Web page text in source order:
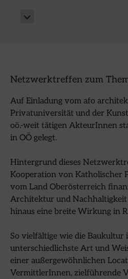
Netzwerktreffen zum
Auf Einladung vom afo
Privatuniversität und der
oö.-weit tätigen AkteurInnen
in OÖ gelegt.
Hintergrund dieses
Kooperation von Katholischer
vom Land Oberösterreich
Architektur und Nachhaltigkeit
hinaus eine breite Wirkung in
So vielfältige wie die Baukultur
unterschiedlichste Art und
einer außergewöhnlichen
VermittlerInnen, zielführende